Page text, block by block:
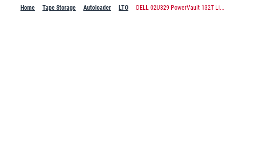
Home Tape Storage Autoloader LTO DELL 02U329 PowerVault 132T Li...